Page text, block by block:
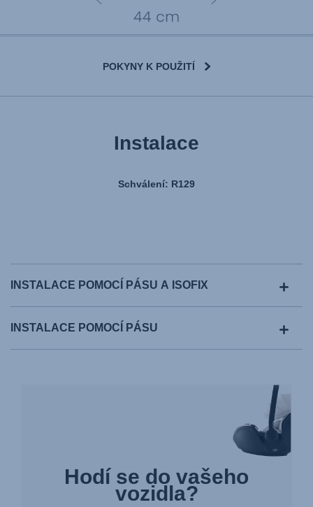
POKYNY K POUŽITÍ
Instalace
Schválení: R129
INSTALACE POMOCÍ PÁSU A ISOFIX
INSTALACE POMOCÍ PÁSU
Hodí se do vašeho
vozidla?